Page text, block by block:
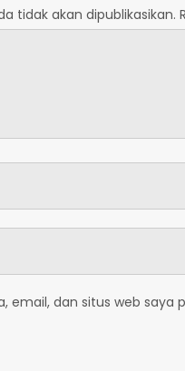
tidak akan dipublikasikan.
email, dan situs web